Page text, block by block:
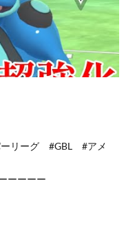
ーリーグ #GBL #アメ
ーーーー